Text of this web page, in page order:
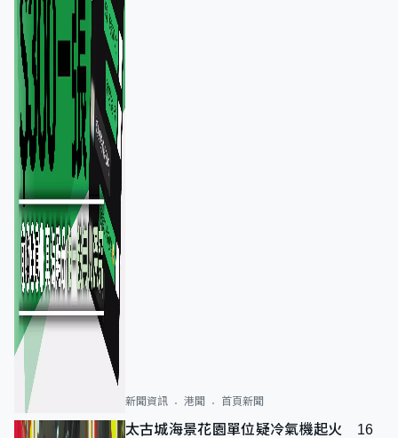
新聞資訊 港聞 首頁新聞
太古城海景花園單位疑冷氣機起火 16